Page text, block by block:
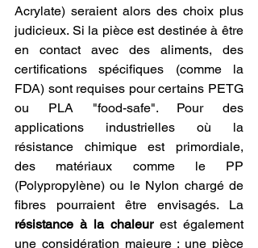
Acrylate) seraient alors des choix plus
judicieux. Si la pièce est destinée à être
en contact avec des aliments, des
certifications spécifiques (comme la
FDA) sont requises pour certains PETG
ou PLA "food-safe". Pour des
applications industrielles où la
résistance chimique est primordiale,
des matériaux comme le PP
(Polypropylène) ou le Nylon chargé de
résistance à la chaleur est également
une considération majeure : une pièce